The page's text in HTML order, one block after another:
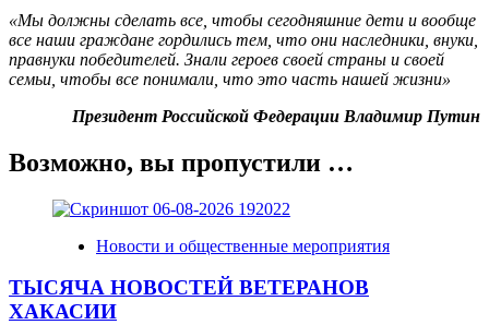
«Мы должны сделать все, чтобы сегодняшние дети и вообще
все наши граждане гордились тем, что они наследники, внуки,
правнуки победителей. Знали героев своей страны и своей
семьи, чтобы все понимали, что это часть нашей жизни»
Президент Российской Федерации Владимир Путин
Возможно, вы пропустили …
Новости и общественные мероприятия
ТЫСЯЧА НОВОСТЕЙ ВЕТЕРАНОВ
ХАКАСИИ